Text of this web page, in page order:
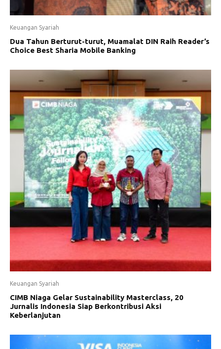
Keuangan Syariah
Dua Tahun Berturut-turut, Muamalat DIN Raih Reader’s
Choice Best Sharia Mobile Banking
Keuangan Syariah
CIMB Niaga Gelar Sustainability Masterclass, 20
Jurnalis Indonesia Siap Berkontribusi Aksi
Keberlanjutan